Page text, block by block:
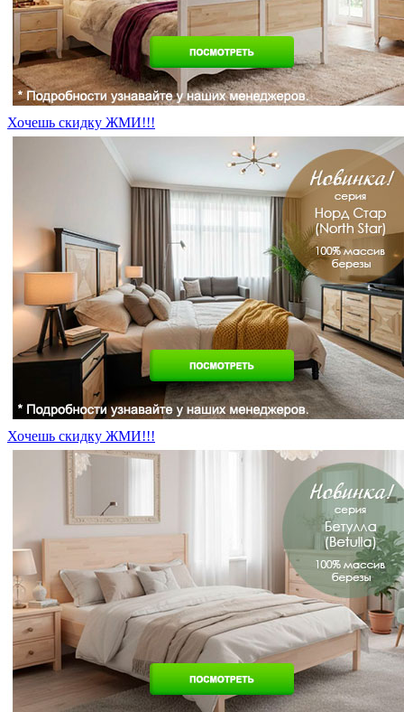
Хочешь скидку ЖМИ!!!
Хочешь скидку ЖМИ!!!